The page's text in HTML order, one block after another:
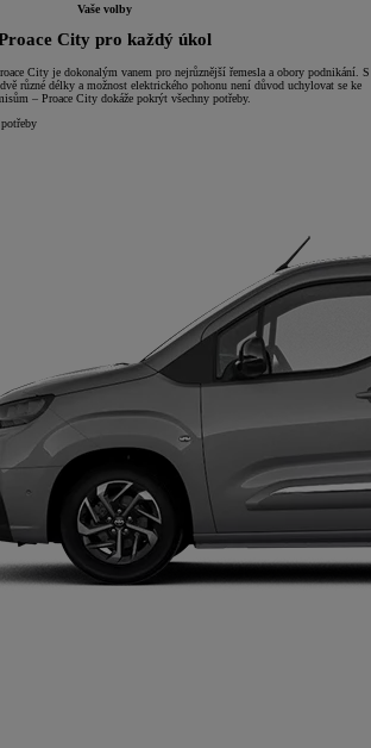
Vaše volby
City pro každý úkol
City je dokonalým vanem pro nejrůznější řemesla a obory podnikání. S
různé délky a možnost elektrického pohonu není důvod uchylovat se ke
– Proace City dokáže pokrýt všechny potřeby.